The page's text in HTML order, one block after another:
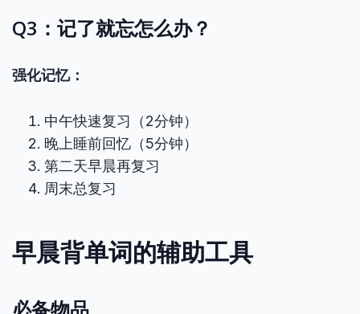
Q3：记了就忘怎么办？
强化记忆：
中午快速复习（2分钟）
晚上睡前回忆（5分钟）
第二天早晨再复习
周末总复习
早晨背单词的辅助工具